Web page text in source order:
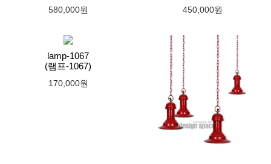
580,000원 450,000원
lamp-1067
(램프-1067)
170,000원